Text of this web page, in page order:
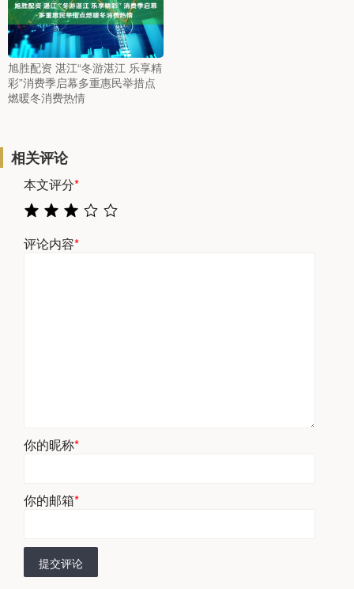
旭胜配资 湛江“冬游湛江 乐享精
彩”消费季启幕多重惠民举措点
燃暖冬消费热情
相关评论
本文评分*
评论内容*
你的昵称*
你的邮箱*
提交评论